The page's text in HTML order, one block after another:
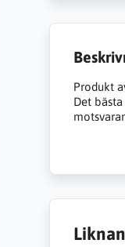
Produkt
Det